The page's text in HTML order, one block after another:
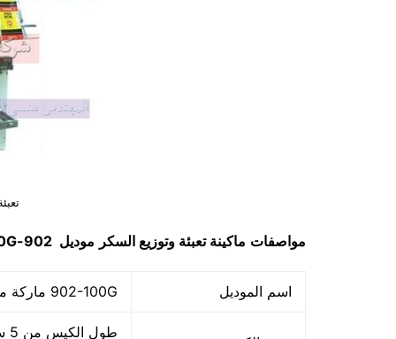
مواصفات ماكينةتعبئة وتوزيع السكر موديل 902-100G
اسم الموديل 902-100G ماركة مهندس منسي